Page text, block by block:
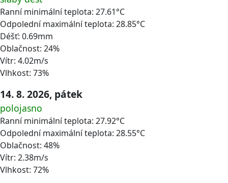
Ranní minimální teplota: 27.61°C
Odpolední maximální teplota: 28.85°C
Déšť: 0.69mm
Oblačnost: 24%
Vítr: 4.02m/s
Vlhkost: 73%
14. 8. 2026, pátek
polojasno
Ranní minimální teplota: 27.92°C
Odpolední maximální teplota: 28.55°C
Oblačnost: 48%
Vítr: 2.38m/s
Vlhkost: 72%